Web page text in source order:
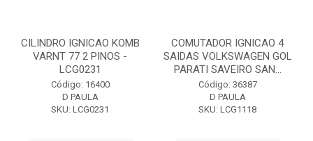
CILINDRO IGNICAO KOMB
VARNT 77 2 PINOS -
LCG0231
Código: 16400
D PAULA
SKU: LCG0231
COMUTADOR IGNICAO 4
SAIDAS VOLKSWAGEN GOL
PARATI SAVEIRO SAN...
Código: 36387
D PAULA
SKU: LCG1118